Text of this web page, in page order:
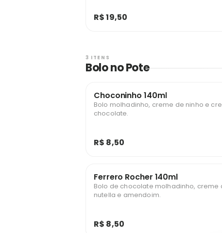
R$ 19,50
3 ITENS
Bolo no Pote
Choconinho 140ml
Bolo molhadinho, creme de ninho e
chocolate.
R$ 8,50
Ferrero Rocher 140ml
Bolo de chocolate molhadinho, creme
nutella e amendoim.
R$ 8,50